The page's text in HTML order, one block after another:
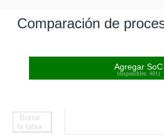
Comparación de
Agregar SoC
(disponibles: 401)
Borrar
la tabla